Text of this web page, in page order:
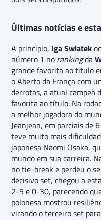
Últimas notícias e
A princípio, Iga Swiatek
número 1 no rankingda
grande favorita ao título
o Aberto da França com
derrotas, a atual campeã
favorita ao título. Na
a melhor jogadora do
Jeanjean, em parciais de
teve muito mais
japonesa Naomi Osaka,
mundo em sua carreira.
no tie-break e perdeu o
decisivo set, chegou a
2-5 e 0-30, parecendo
polonesa mostrou
virando o terceiro set